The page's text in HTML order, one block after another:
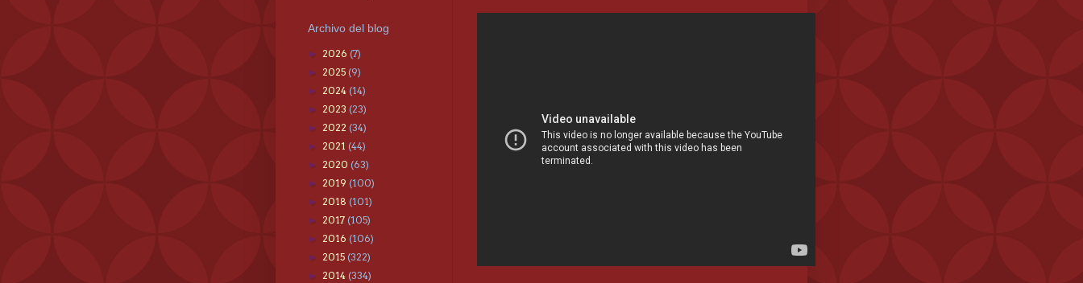
Archivo del blog
► 2026 (7)
► 2025 (9)
► 2024 (14)
► 2023 (23)
► 2022 (34)
► 2021 (44)
► 2020 (63)
► 2019 (100)
► 2018 (101)
► 2017 (105)
► 2016 (106)
► 2015 (322)
► 2014 (334)